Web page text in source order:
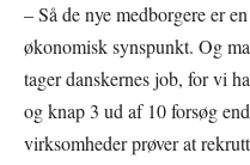
– Så de nye medborgere er
økonomisk synspunkt. Og
tager danskernes job, for vi
og knap 3 ud af 10 forsøg
virksomheder prøver at